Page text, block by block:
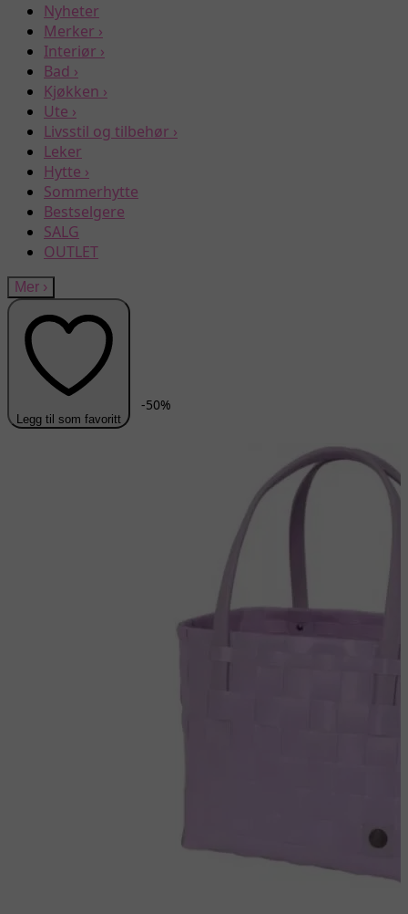
Nyheter
Merker ›
Interiør ›
Bad ›
Kjøkken ›
Ute ›
Livsstil og tilbehør ›
Leker
Hytte ›
Sommerhytte
Bestselgere
SALG
OUTLET
Mer ›
Legg til som favoritt
-50%